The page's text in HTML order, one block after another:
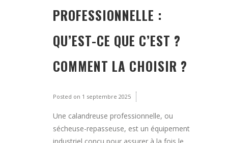
PROFESSIONNELLE :
QU’EST-CE QUE C’EST ?
COMMENT LA CHOISIR ?
Posted on 1 septembre 2025
Une calandreuse professionnelle, ou
sécheuse-repasseuse, est un équipement